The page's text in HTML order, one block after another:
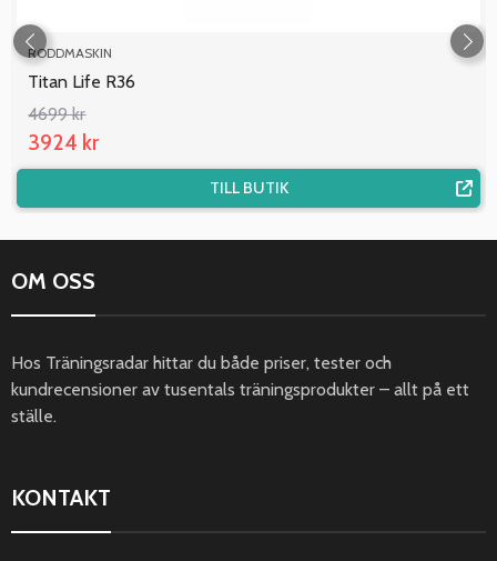
RODDMASKIN
Titan Life R36
4699 kr
3924 kr
TILL BUTIK
OM OSS
Hos Träningsradar hittar du både priser, tester och
kundrecensioner av tusentals träningsprodukter – allt på ett
ställe.
KONTAKT